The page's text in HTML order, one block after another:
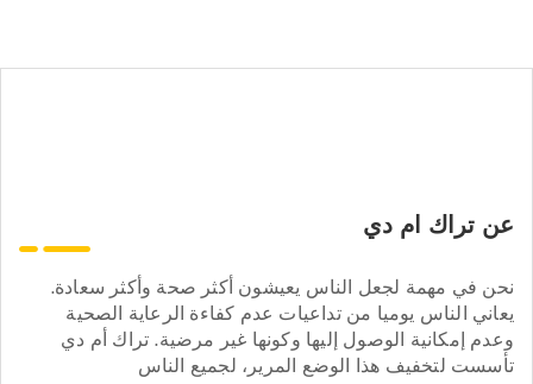
عن تراك ام دي
نحن في مهمة لجعل الناس يعيشون أكثر صحة وأكثر سعادة.
يعاني الناس يوميا من تداعيات عدم كفاءة الرعاية الصحية
وعدم إمكانية الوصول إليها وكونها غير مرضية. تراك أم دي
تأسست لتخفيف هذا الوضع المرير، لجميع الناس